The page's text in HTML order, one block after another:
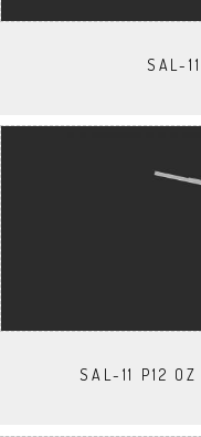
SAL-
SAL-11 P12